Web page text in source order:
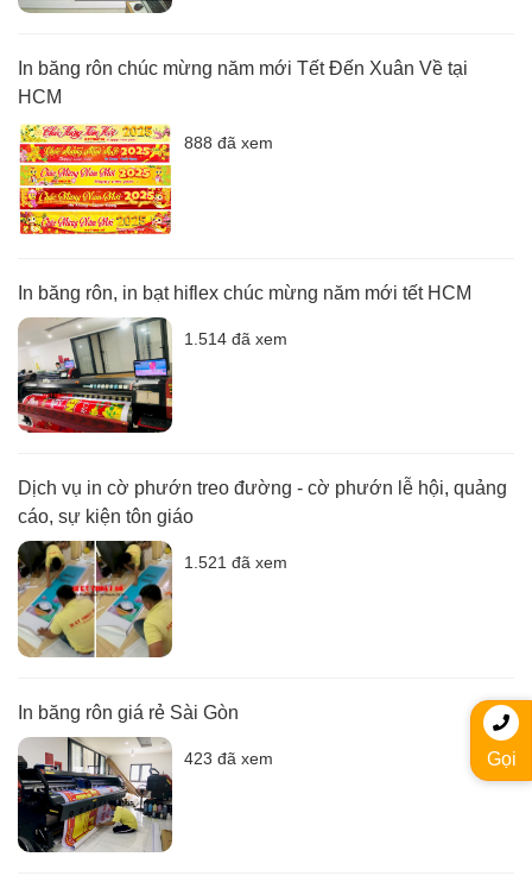
In băng rôn chúc mừng năm mới Tết Đến Xuân Về tại
HCM
888 đã xem
In băng rôn, in bạt hiflex chúc mừng năm mới tết HCM
1.514 đã xem
Dịch vụ in cờ phướn treo đường - cờ phướn lễ hội, quảng
cáo, sự kiện tôn giáo
1.521 đã xem
In băng rôn giá rẻ Sài Gòn
423 đã xem Gọi